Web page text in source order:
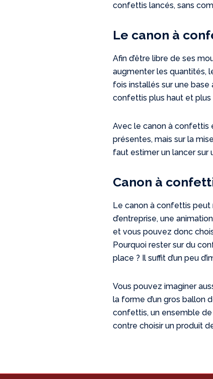
confettis lancés, sans
Le canon à
Afin d’être libre de ses
augmenter les quantités,
fois installés sur une
confettis plus haut et plus
Avec le canon à confettis
présentes, mais sur la
faut estimer un lancer sur
Canon à
Le canon à confettis
d’entreprise, une
et vous pouvez donc
Pourquoi rester sur du
place ? Il suffit d’un peu
Vous pouvez imaginer
la forme d’un gros ballon
confettis, un ensemble
contre choisir un produit